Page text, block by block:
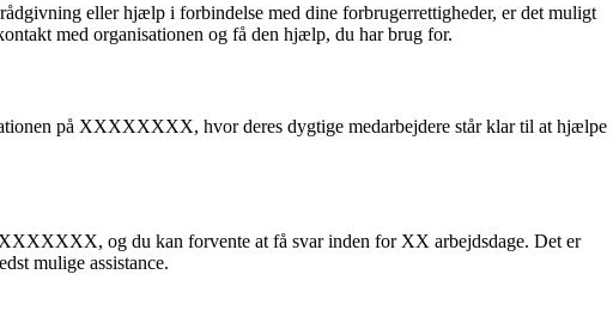
eller hjælp i forbindelse med dine forbrugerrettigheder, er det muligt
med organisationen og få den hjælp, du har brug for.
på XXXXXXXX, hvor deres dygtige medarbejdere står klar til at hjælpe
og du kan forvente at få svar inden for XX arbejdsdage. Det er
mulige assistance.